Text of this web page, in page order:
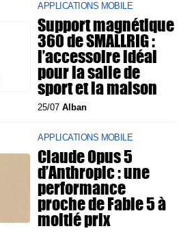
APPLICATIONS MOBILE
Support magnétique
360 de SMALLRIG :
l’accessoire idéal
pour la salle de
sport et la maison
25/07Alban
APPLICATIONS MOBILE
Claude Opus 5
d’Anthropic : une
performance
proche de Fable 5 à
moitié prix